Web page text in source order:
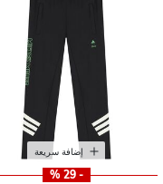
إضافة سريعة
- 29 %